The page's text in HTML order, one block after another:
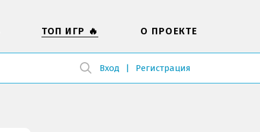
Вход Регистрация
ТОП ИГР 🔥 О ПРОЕКТЕ